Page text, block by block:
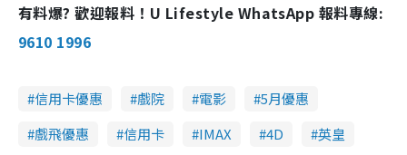
有料爆? 歡迎報料！U Lifestyle WhatsApp 報料專線:
9610 1996
信用卡優惠 戲院 電影
5月優惠
戲飛優惠
信用卡 IMAX 4D
英皇